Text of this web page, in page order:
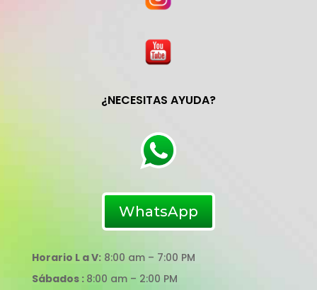
¿NECESITAS AYUDA?
WhatsApp
Horario L a V:8:00 am – 7:00 PM
Sábados : 8:00 am – 2:00 PM